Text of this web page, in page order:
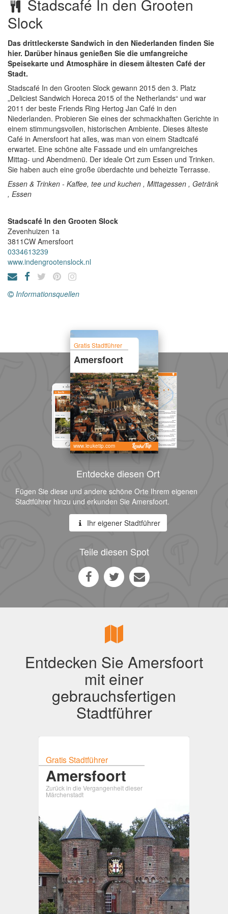
Stadscafé In den Grooten
Slock
Das drittleckerste Sandwich in den Niederlanden finden Sie
hier. Darüber hinaus genießen Sie die umfangreiche
Speisekarte und Atmosphäre in diesem ältesten Café der
Stadt.
Stadscafé In den Grooten Slock gewann 2015 den 3. Platz
„Deliciest Sandwich Horeca 2015 of the Netherlands“ und war
2011 der beste Friends Ring Hertog Jan Café in den
Niederlanden. Probieren Sie eines der schmackhaften Gerichte in
einem stimmungsvollen, historischen Ambiente. Dieses älteste
Café in Amersfoort hat alles, was man von einem Stadtcafé
erwartet. Eine schöne alte Fassade und ein umfangreiches
Mittag- und Abendmenü. Der ideale Ort zum Essen und Trinken.
Sie haben auch eine große überdachte und beheizte Terrasse.
Essen & Trinken - Kaffee, tee und kuchen , Mittagessen , Getränk
, Essen
Stadscafé In den Grooten Slock
Zevenhuizen 1a
3811CW Amersfoort
0334613239
www.indengrootenslock.nl
Informationsquellen
Gratis Stadtführer
Amersfoort
www.leuketip.com
Entdecke diesen Ort
Fügen Sie diese und andere schöne Orte Ihrem eigenen
Stadtführer hinzu und erkunden Sie Amersfoort.
Ihr eigener Stadtführer
Teile diesen Spot
Entdecken Sie Amersfoort
mit einer
gebrauchsfertigen
Stadtführer
Gratis Stadtführer
Amersfoort
Zurück in die Vergangenheit dieser
Märchenstadt